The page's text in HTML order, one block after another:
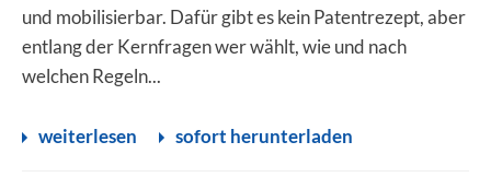
und mobilisierbar. Dafür gibt es kein Patentrezept, aber
entlang der Kernfragen wer wählt, wie und nach
welchen Regeln...
weiterlesen sofort herunterladen